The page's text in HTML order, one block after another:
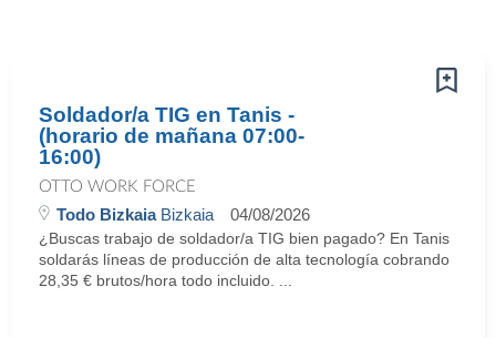
Soldador/a TIG en Tanis -
(horario de mañana 07:00-
16:00)
OTTO WORK FORCE
Todo BizkaiaBizkaia 04/08/2026
¿Buscas trabajo de soldador/a TIG bien pagado? En Tanis
soldarás líneas de producción de alta tecnología cobrando
28,35 € brutos/hora todo incluido. ...